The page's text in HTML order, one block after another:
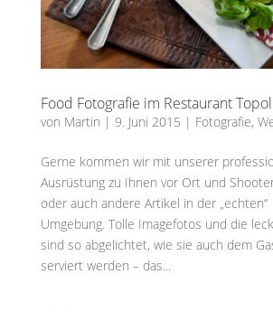
Food Fotografie im Restaurant
von Martin | 9. Juni 2015 | Fotografie,
Gerne kommen wir mit unserer
Ausrüstung zu Ihnen vor Ort und
oder auch andere Artikel in der „echten“
Umgebung. Tolle Imagefotos und die
sind so abgelichtet, wie sie auch dem
serviert werden – das...